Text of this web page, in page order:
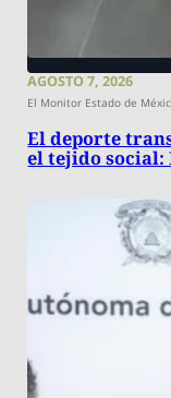
AGOSTO 7, 2026
El Monitor Estado de
El deporte
el tejido social: